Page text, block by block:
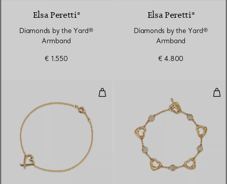
Elsa Peretti®
Diamonds by the Yard®
Armband
€ 1.550
Elsa Peretti®
Diamonds by the Yard®
Armband
€ 4.800
Loving Heart Armband